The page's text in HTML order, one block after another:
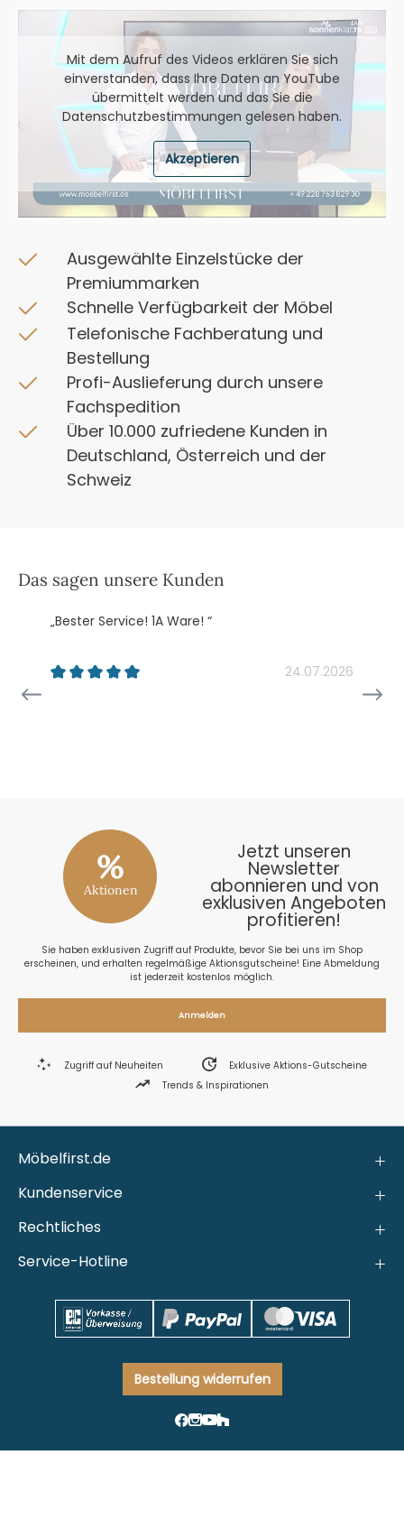
Mit dem Aufruf des Videos erklären Sie sich
einverstanden, dass Ihre Daten an YouTube
übermittelt werden und das Sie die
Datenschutzbestimmungen gelesen haben.
Akzeptieren
Ausgewählte Einzelstücke der
Premiummarken
Schnelle Verfügbarkeit der Möbel
Telefonische Fachberatung und
Bestellung
Profi-Auslieferung durch unsere
Fachspedition
Über 10.000 zufriedene Kunden in
Deutschland, Österreich und der
Schweiz
Das sagen unsere Kunden
„Bester Service! 1A Ware! “
24.07.2026
%
Aktionen
Jetzt unseren
Newsletter
abonnieren und von
exklusiven Angeboten
profitieren!
Sie haben exklusiven Zugriff auf Produkte, bevor Sie bei uns im Shop
erscheinen, und erhalten regelmäßige Aktionsgutscheine! Eine Abmeldung
ist jederzeit kostenlos möglich.
Anmelden
Zugriff auf Neuheiten
Exklusive Aktions-Gutscheine
Trends & Inspirationen
Möbelfirst.de
Kundenservice
Rechtliches
Service-Hotline
Bestellung widerrufen